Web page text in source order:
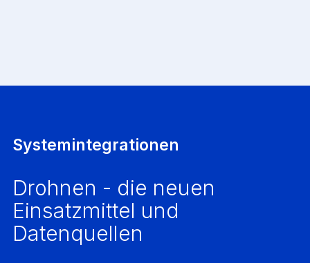
Systemintegrationen
Drohnen - die neuen
Einsatzmittel und
Datenquellen